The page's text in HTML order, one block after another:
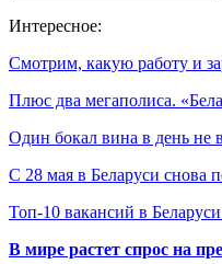
Интересное:
Смотрим, какую работу и
Плюс два мегаполиса.
Один бокал вина в день не
С 28 мая в Беларуси снова
Топ-10 вакансий в
В мире растет спрос на